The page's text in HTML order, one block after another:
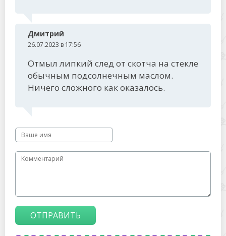
Дмитрий
26.07.2023 в 17:56
Отмыл липкий след от скотча на стекле
обычным подсолнечным маслом.
Ничего сложного как оказалось.
ОТПРАВИТЬ